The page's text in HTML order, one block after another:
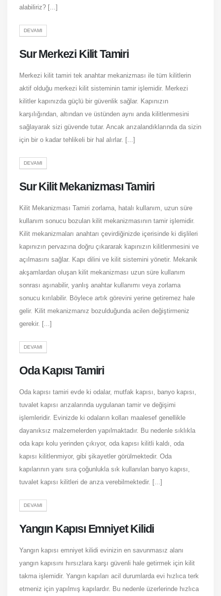
alabiliriz? [...]
DEVAMI
Sur Merkezi Kilit Tamiri
Merkezi kilit tamiri tek anahtar mekanizması ile tüm kilitlerin
aktif olduğu merkezi kilit sisteminin tamir işlemidir. Merkezi
kilitler kapınızda güçlü bir güvenlik sağlar. Kapınızın
karşılığından, altından ve üstünden aynı anda kilitlenmesini
sağlayarak sizi güvende tutar. Ancak arızalandıklarında da sizin
için bir o kadar tehlikeli bir hal alırlar. [...]
DEVAMI
Sur Kilit Mekanizması Tamiri
Kilit Mekanizması Tamiri zorlama, hatalı kullanım, uzun süre
kullanım sonucu bozulan kilit mekanizmasının tamir işlemidir.
Kilit mekanizmaları anahtarı çevirdiğinizde içerisinde ki dişlileri
kapınızın pervazına doğru çıkararak kapınızın kilitlenmesini ve
açılmasını sağlar. Kapı dilini ve kilit sistemini yönetir. Mekanik
akşamlardan oluşan kilit mekanizması uzun süre kullanım
sonrası aşınabilir, yanlış anahtar kullanımı veya zorlama
sonucu kırılabilir. Böylece artık görevini yerine getiremez hale
gelir. Kilit mekanizmanız bozulduğunda acilen değiştirmeniz
gerekir. [...]
DEVAMI
Oda Kapısı Tamiri
Oda kapısı tamiri evde ki odalar, mutfak kapısı, banyo kapısı,
tuvalet kapısı arızalarında uygulanan tamir ve değişimi
işlemleridir. Evinizde ki odaların kolları maalesef genellikle
dayanıksız malzemelerden yapılmaktadır. Bu nedenle sıklıkla
oda kapı kolu yerinden çıkıyor, oda kapısı kilitli kaldı, oda
kapısı kilitlenmiyor, gibi şikayetler görülmektedir. Oda
kapılarının yanı sıra çoğunlukla sık kullanılan banyo kapısı,
tuvalet kapısı kilitleri de arıza verebilmektedir. [...]
DEVAMI
Yangın Kapısı Emniyet Kilidi
Yangın kapısı emniyet kilidi evinizin en savunmasız alanı
yangın kapısını hırsızlara karşı güvenli hale getirmek için kilit
takma işlemidir. Yangın kapıları acil durumlarda evi hızlıca terk
etmeniz için yapılmış kapılardır. Bu nedenle üzerlerinde hızlıca